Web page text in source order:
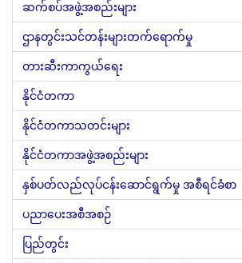
ဆက်စပ်အဖွဲ့အစည်းများ
ဌာနတွင်းသင်တန်းများတက်ရောက်မှု
တားဆီးကာကွယ်ရေး
နိုင်ငံတကာ
နိုင်ငံတကာသတင်းများ
နိုင်ငံတကာအဖွဲ့အစည်းများ
နှစ်ပတ်လည်လုပ်ငန်းဆောင်ရွက်မှု အစီရင်ခံစာ
ပညာပေးအစီအစဉ်
ပြည်တွင်း